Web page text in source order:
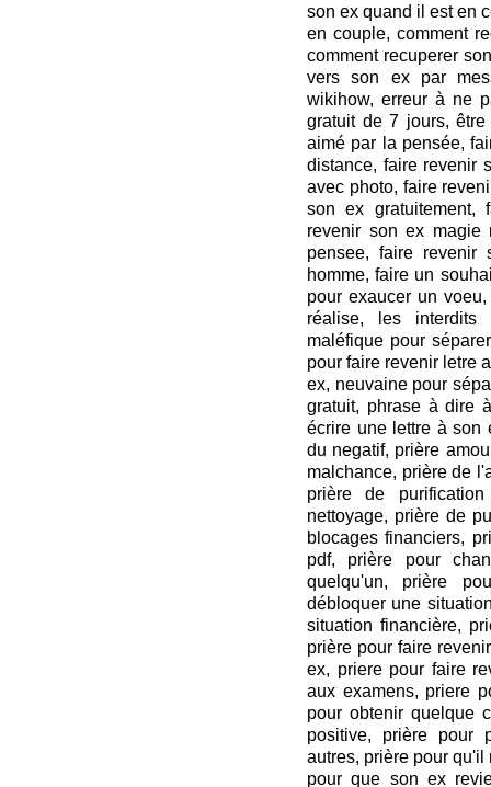
son ex quand il est en
en couple, comment
comment recuperer
vers son ex par
wikihow, erreur à ne
gratuit de 7 jours,
aimé par la pensée,
distance, faire revenir
avec photo, faire
son ex gratuitement,
revenir son ex magie
pensee, faire
homme, faire un
pour exaucer un
réalise, les interdits
maléfique pour
pour faire revenir letre
ex, neuvaine pour
gratuit, phrase à dire
écrire une lettre à son
du negatif, prière
malchance, prière de
prière de
nettoyage, prière de
blocages financiers,
pdf, prière pour
quelqu'un, prière
débloquer une
situation financière,
prière pour faire
ex, priere pour faire
aux examens, priere
pour obtenir quelque
positive, prière pour
autres, prière pour
pour que son ex